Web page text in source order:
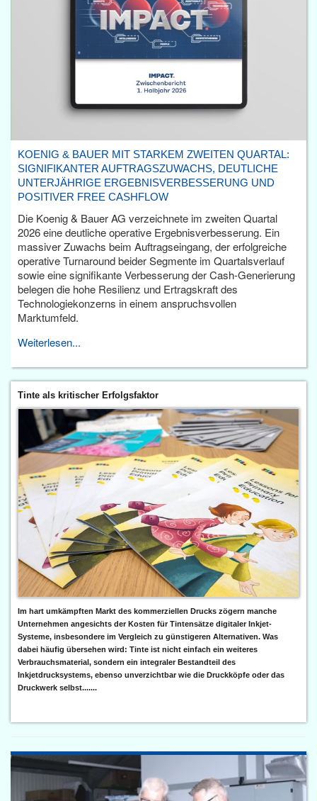
KOENIG & BAUER MIT STARKEM ZWEITEN QUARTAL:
SIGNIFIKANTER AUFTRAGSZUWACHS, DEUTLICHE
UNTERJÄHRIGE ERGEBNISVERBESSERUNG UND
POSITIVER FREE CASHFLOW
Die Koenig & Bauer AG verzeichnete im zweiten Quartal
2026 eine deutliche operative Ergebnisverbesserung. Ein
massiver Zuwachs beim Auftragseingang, der erfolgreiche
operative Turnaround beider Segmente im Quartalsverlauf
sowie eine signifikante Verbesserung der Cash-Generierung
belegen die hohe Resilienz und Ertragskraft des
Technologiekonzerns in einem anspruchsvollen
Marktumfeld.
Weiterlesen...
Tinte als kritischer Erfolgsfaktor
Im hart umkämpften Markt des kommerziellen Drucks zögern manche
Unternehmen angesichts der Kosten für Tintensätze digitaler Inkjet-
Systeme, insbesondere im Vergleich zu günstigeren Alternativen. Was
dabei häufig übersehen wird: Tinte ist nicht einfach ein weiteres
Verbrauchsmaterial, sondern ein integraler Bestandteil des
Inkjetdrucksystems, ebenso unverzichtbar wie die Druckköpfe oder das
Druckwerk selbst.......